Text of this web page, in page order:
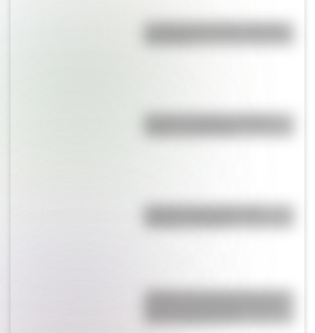
Bandera de Bolivia: historia,
Bandera de Ecuador para
¿Sabías que Argentina tuvo la
alta de Sudamérica?